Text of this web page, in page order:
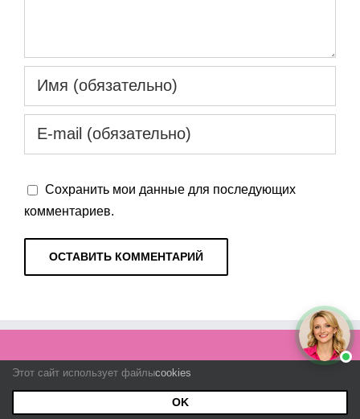
Сохранить мои данные для последующих
комментариев.
БЕРЕМЕННОСТЬ
Планирование
Этот сайт использует файлыcookies
OK